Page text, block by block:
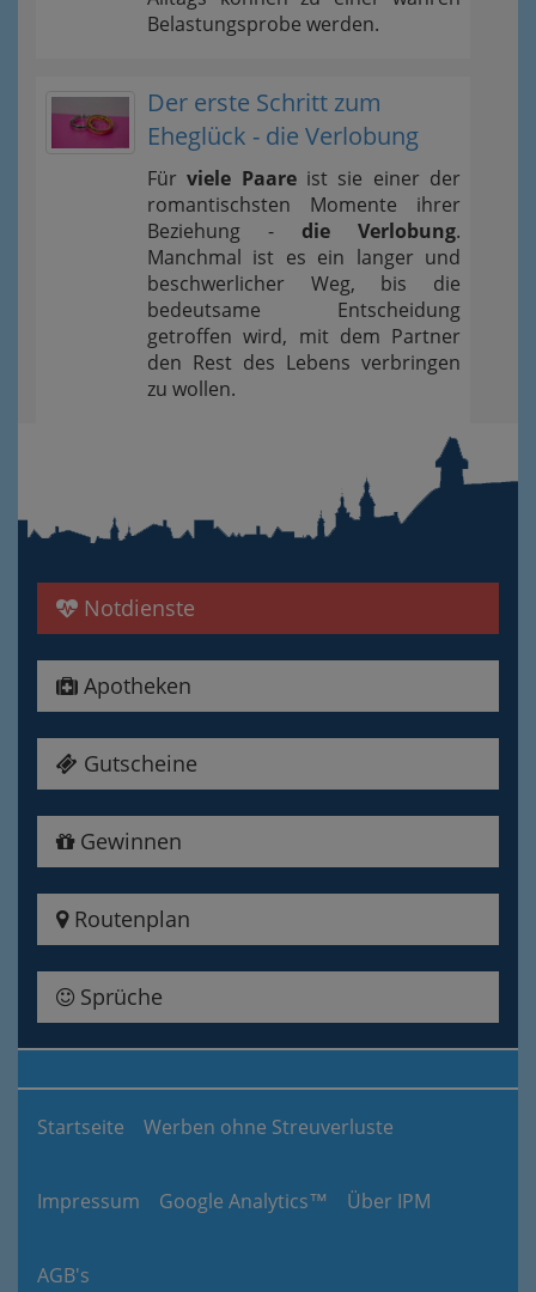
Belastungsprobe werden.
Der erste Schritt zum
Eheglück - die Verlobung
Fürviele Paareist sie einer der
romantischsten Momente ihrer
Beziehung - die Verlobung.
Manchmal ist es ein langer und
beschwerlicher Weg, bis die
bedeutsame Entscheidung
getroffen wird, mit dem Partner
den Rest des Lebens verbringen
zu wollen.
Notdienste
Apotheken
Gutscheine
Gewinnen
Routenplan
Sprüche
Startseite Werben ohne Streuverluste
Impressum Google Analytics™ Über IPM
AGB's